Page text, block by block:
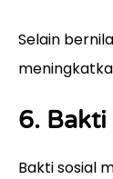
Selain
6. Bakti
Bakti sosial